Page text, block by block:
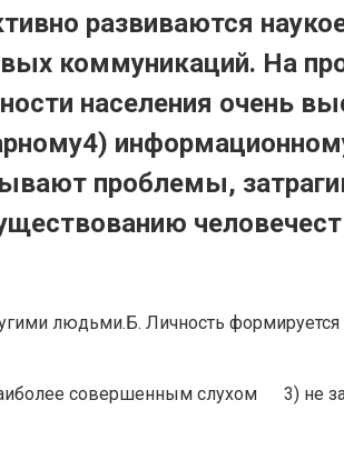
развиваются
коммуникаций. На
населения очень
проблемы,
людьми.Б. Личность
совершенным слухом 3) не